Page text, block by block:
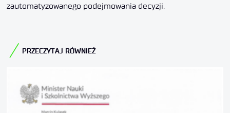
zautomatyzowanego podejmowania decyzji.
PRZECZYTAJ RÓWNIEŻ